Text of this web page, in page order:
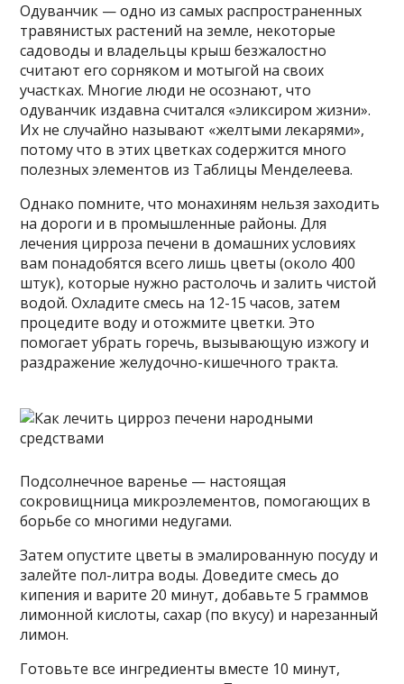
Одуванчик — одно из самых распространенных
травянистых растений на земле, некоторые
садоводы и владельцы крыш безжалостно
считают его сорняком и мотыгой на своих
участках. Многие люди не осознают, что
одуванчик издавна считался «эликсиром жизни».
Их не случайно называют «желтыми лекарями»,
потому что в этих цветках содержится много
полезных элементов из Таблицы Менделеева.
Однако помните, что монахиням нельзя заходить
на дороги и в промышленные районы. Для
лечения цирроза печени в домашних условиях
вам понадобятся всего лишь цветы (около 400
штук), которые нужно растолочь и залить чистой
водой. Охладите смесь на 12-15 часов, затем
процедите воду и отожмите цветки. Это
помогает убрать горечь, вызывающую изжогу и
раздражение желудочно-кишечного тракта.
Подсолнечное варенье — настоящая
сокровищница микроэлементов, помогающих в
борьбе со многими недугами.
Затем опустите цветы в эмалированную посуду и
залейте пол-литра воды. Доведите смесь до
кипения и варите 20 минут, добавьте 5 граммов
лимонной кислоты, сахар (по вкусу) и нарезанный
лимон.
Готовьте все ингредиенты вместе 10 минут,